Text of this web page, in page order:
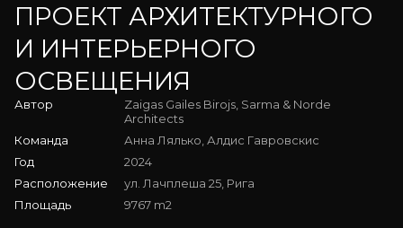
Я прочитал и согласен с Политикой
конфиденциальности
Я согласен получать рассылки и обновления от
KRASSKY. Вы можете отказаться от рассылки в любое
НА ГЛАВНУЮ СТРАНИЦУ
ПРОЕКТ АРХИТЕКТУРНОГО
И ИНТЕРЬЕРНОГО
ОСВЕЩЕНИЯ
Автор
Zaigas Gailes Birojs, Sarma & Norde
Architects
Команда
Анна Лялько, Алдис Гавровскис
Год
2024
Расположение
ул. Лачплеша 25, Рига
Площадь
9767 m2